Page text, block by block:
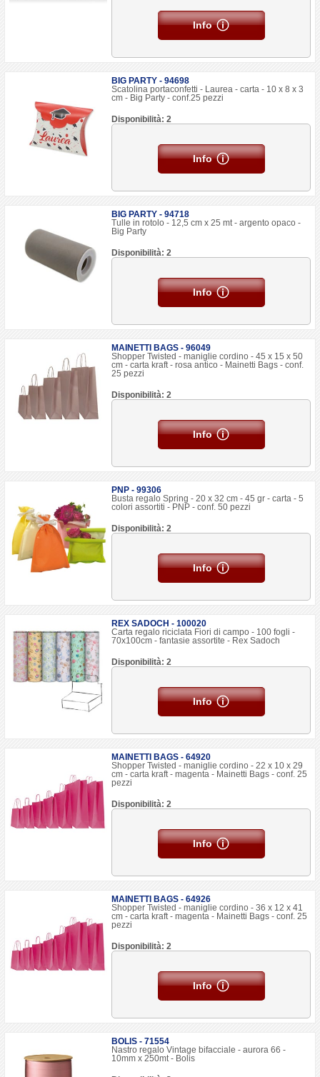
Info
BIG PARTY - 94698
Scatolina portaconfetti - Laurea - carta - 10 x 8 x 3
cm - Big Party - conf.25 pezzi
Disponibilità: 2
Info
BIG PARTY - 94718
Tulle in rotolo - 12,5 cm x 25 mt - argento opaco -
Big Party
Disponibilità: 2
Info
MAINETTI BAGS - 96049
Shopper Twisted - maniglie cordino - 45 x 15 x 50
cm - carta kraft - rosa antico - Mainetti Bags - conf.
25 pezzi
Disponibilità: 2
Info
PNP - 99306
Busta regalo Spring - 20 x 32 cm - 45 gr - carta - 5
colori assortiti - PNP - conf. 50 pezzi
Disponibilità: 2
Info
REX SADOCH - 100020
Carta regalo riciclata Fiori di campo - 100 fogli -
70x100cm - fantasie assortite - Rex Sadoch
Disponibilità: 2
Info
MAINETTI BAGS - 64920
Shopper Twisted - maniglie cordino - 22 x 10 x 29
cm - carta kraft - magenta - Mainetti Bags - conf. 25
pezzi
Disponibilità: 2
Info
MAINETTI BAGS - 64926
Shopper Twisted - maniglie cordino - 36 x 12 x 41
cm - carta kraft - magenta - Mainetti Bags - conf. 25
pezzi
Disponibilità: 2
Info
BOLIS - 71554
Nastro regalo Vintage bifacciale - aurora 66 -
10mm x 250mt - Bolis